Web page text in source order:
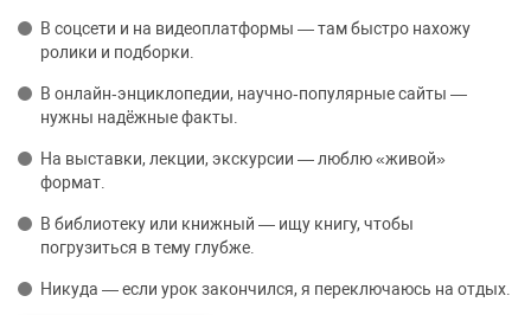
В соцсети и на видеоплатформы — там быстро нахожу
ролики и подборки.
В онлайн‑энциклопедии, научно‑популярные сайты —
нужны надёжные факты.
На выставки, лекции, экскурсии — люблю «живой»
формат.
В библиотеку или книжный — ищу книгу, чтобы
погрузиться в тему глубже.
Никуда — если урок закончился, я переключаюсь на отдых.